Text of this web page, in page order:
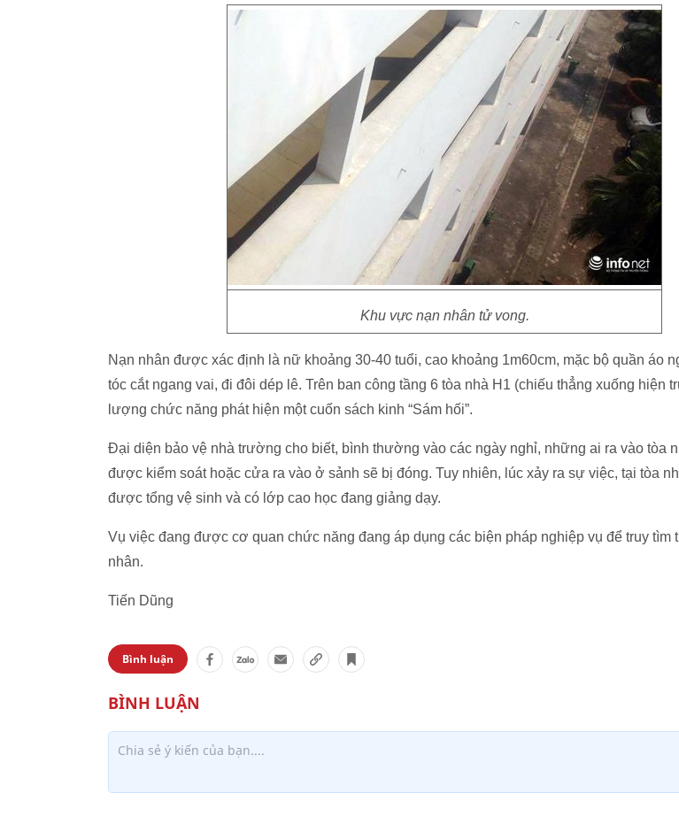
Khu vực nạn nhân tử vong.
Nạn nhân được xác định là nữ khoảng 30-40 tuổi, cao khoảng 1m60cm, mặc bộ quần áo
tóc cắt ngang vai, đi đôi dép lê. Trên ban công tầng 6 tòa nhà H1 (chiếu thẳng xuống hiện
lượng chức năng phát hiện một cuốn sách kinh “Sám hối”.
Đại diện bảo vệ nhà trường cho biết, bình thường vào các ngày nghỉ, những ai ra vào tòa
được kiểm soát hoặc cửa ra vào ở sảnh sẽ bị đóng. Tuy nhiên, lúc xảy ra sự việc, tại tòa
được tổng vệ sinh và có lớp cao học đang giảng dạy.
Vụ việc đang được cơ quan chức năng đang áp dụng các biện pháp nghiệp vụ để truy tìm
nhân.
Tiến Dũng
Bình luận